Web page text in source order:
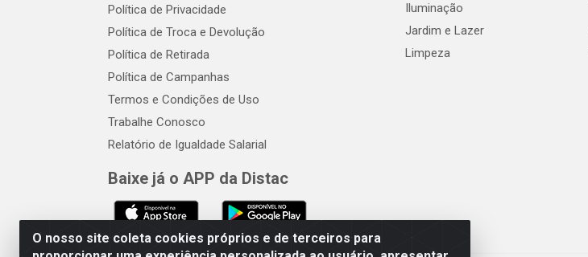
O nosso site coleta cookies próprios e de terceiros para
Política de Privacidade
Política de Troca e Devolução
Política de Retirada
Política de Campanhas
Termos e Condições de Uso
Trabalhe Conosco
Relatório de Igualdade Salarial
Baixe já o APP da Distac
Iluminação
Jardim e Lazer
Limpeza